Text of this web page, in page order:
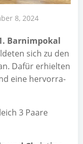
8, 2024
Barn­im­po­kal
sich zu den
Dafür erhiel­ten
eine her­vor­ra­
3 Paa­re